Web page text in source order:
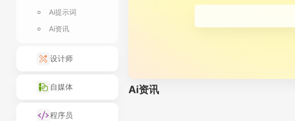
Ai提示词
Ai资讯
设计师
自媒体
程序员
Ai资讯